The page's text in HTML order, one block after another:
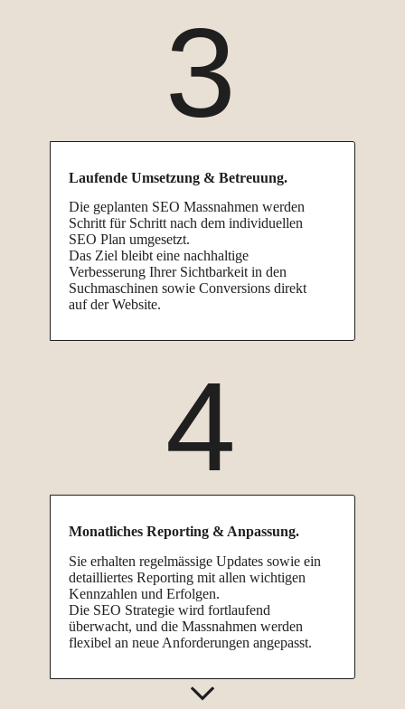
3
Laufende Umsetzung & Betreuung.
Die geplanten SEO Massnahmen werden
Schritt für Schritt nach dem individuellen
SEO Plan umgesetzt.
Das Ziel bleibt eine nachhaltige
Verbesserung Ihrer Sichtbarkeit in den
Suchmaschinen sowie Conversions direkt
auf der Website.
4
Monatliches Reporting & Anpassung.
Sie erhalten regelmässige Updates sowie ein
detailliertes Reporting mit allen wichtigen
Kennzahlen und Erfolgen.
Die SEO Strategie wird fortlaufend
überwacht, und die Massnahmen werden
flexibel an neue Anforderungen angepasst.